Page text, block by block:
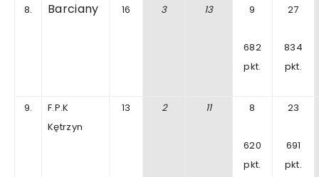
8. Barciany 16 3 13 9
682
pkt.
27
834
pkt.
9.
F.P.K
Kętrzyn
13 2 11 8
620
pkt.
23
691
pkt.